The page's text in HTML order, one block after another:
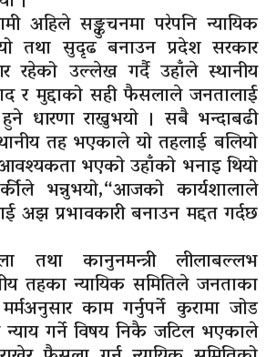
अहिले सङ्कुचनमा परेपनि न्यायिक
तथा सुदृढ बनाउन प्रदेश सरकार
रहेको उल्लेख गर्दै उहाँले स्थानीय
र मुद्दाको सही फैसलाले जनतालाई
धारणा राख्नुभयो । सबै भन्दाबढी
तह भएकाले यो तहलाई बलियो
भएको उहाँको भनाइ थियो
भन्नुभयो,“आजको कार्यशालाले
अझ प्रभावकारी बनाउन मद्दत गर्दछ
तथा कानुनमन्त्री लीलाबल्लभ
तहका न्यायिक समितिले जनताका
काम गर्नुपर्ने कुरामा जोड
गर्ने विषय निकै जटिल भएकाले